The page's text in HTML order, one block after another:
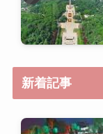
新着記事